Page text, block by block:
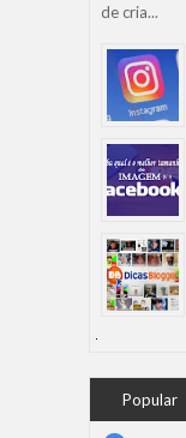
de cria...
Popular